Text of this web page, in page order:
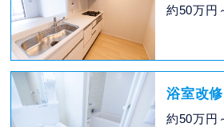
約50万円
浴室改修
約50万円